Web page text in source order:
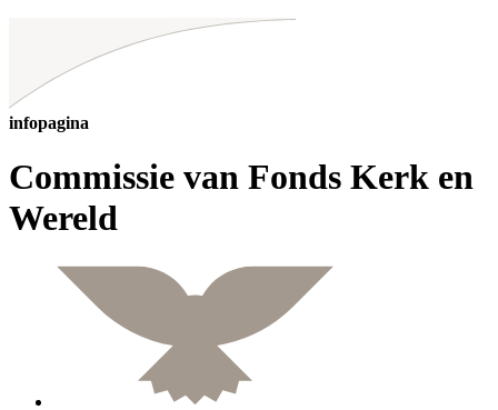
infopagina
Commissie van Fonds Kerk en
Wereld